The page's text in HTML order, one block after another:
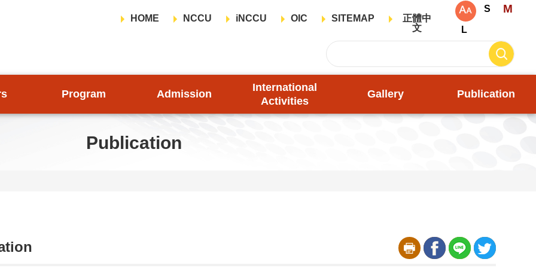
HOME
NCCU iNCCU OIC SITEMAP
正體中
文
S M
L
Program Admission
International
Activities
Gallery Publication
Publication